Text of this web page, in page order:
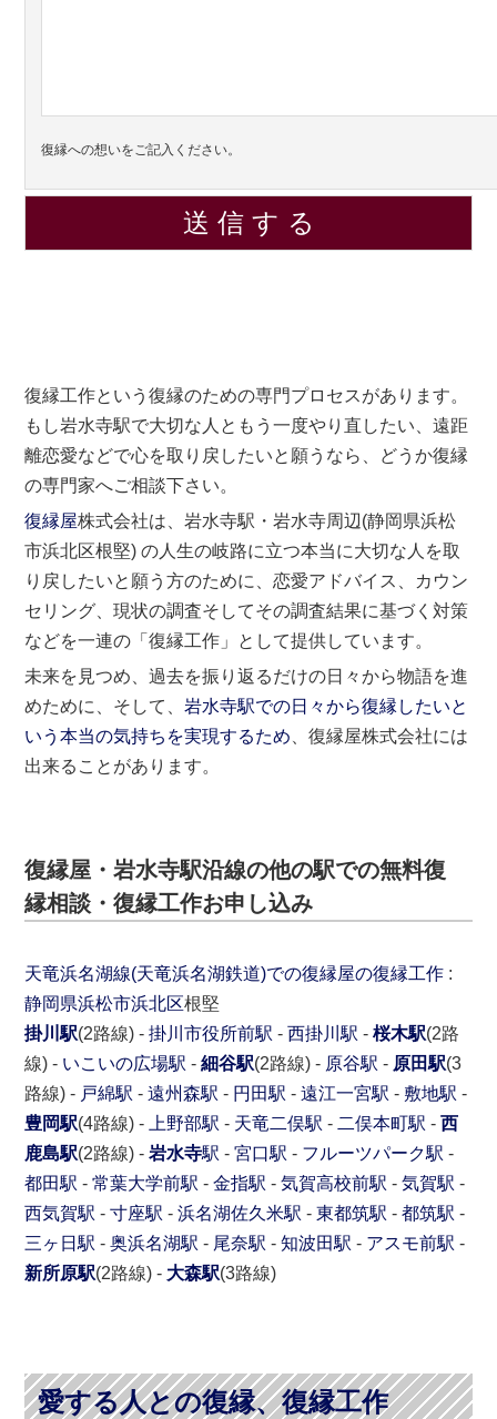
復縁への想いをご記入ください。
復縁工作という復縁のための専門プロセスがあります。
もし岩水寺駅で大切な人ともう一度やり直したい、遠距
離恋愛などで心を取り戻したいと願うなら、どうか復縁
の専門家へご相談下さい。
復縁屋株式会社は、岩水寺駅・岩水寺周辺(静岡県浜松
市浜北区根堅) の人生の岐路に立つ本当に大切な人を取
り戻したいと願う方のために、恋愛アドバイス、カウン
セリング、現状の調査そしてその調査結果に基づく対策
などを一連の「復縁工作」として提供しています。
未来を見つめ、過去を振り返るだけの日々から物語を進
めために、そして、岩水寺駅での日々から復縁したいと
いう本当の気持ちを実現するため 、復縁屋株式会社には
出来ることがあります。
復縁屋・岩水寺駅沿線の他の駅での無料復
縁相談・復縁工作お申し込み
天竜浜名湖線(天竜浜名湖鉄道)での復縁屋の復縁工作 :
静岡県浜松市浜北区根堅
掛川駅(2路線) -掛川市役所前駅 -西掛川駅 -桜木駅(2路
線) - いこいの広場駅 -細谷駅(2路線) - 原谷駅 - 原田駅(3
路線) - 戸綿駅 -遠州森駅 - 円田駅 -遠江一宮駅 - 敷地駅 -
豊岡駅(4路線) - 上野部駅 - 天竜二俣駅 - 二俣本町駅 -西
鹿島駅(2路線) -岩水寺駅 -宮口駅 - フルーツパーク駅 -
都田駅 -常葉大学前駅 -金指駅 -気賀高校前駅 -気賀駅 -
西気賀駅 -寸座駅 -浜名湖佐久米駅 -東都筑駅 -都筑駅 -
三ヶ日駅 -奥浜名湖駅 - 尾奈駅 -知波田駅 - アスモ前駅 -
新所原駅(2路線) - 大森駅(3路線)
愛する人との復縁、復縁工作